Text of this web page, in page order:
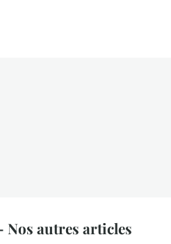
autres articles